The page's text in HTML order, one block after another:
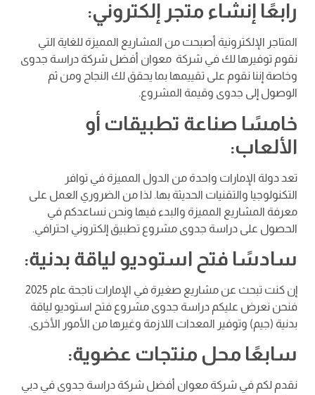
رابعًا إنشاء متجر إلكتروني:
المتاجر الإلكترونية أصبحت من المشاريع المميزة للغاية التي
نقوم توفيرها لك في شركة معوان أفضل شركة دراسة جدوى
وخاصة إننا نقوم على تقييمها بما يحقق لك النجاح ومن ثم
الوصول إلى جدوى وقيمة المشروع.
خامسًا صناعة تطبيقات أو
الألعاب:
تعد دولة الإمارات واحدة من الدول المميزة في توافر
التكنولوجيا والتقنيات الحديثة بها. لذا من الضروري العمل على
معرفة المشاريع المميزة والبدء فيها ونحن نساعدكم في
الحصول على دراسة جدوى مشروع تطبيق إلكتروني احترافي.
سادسًا فتح استوديو لياقة بدنية:
إن كنت تبحث عن مشاريع صغيرة في الإمارات ناجحة عام 2025
فنحن نعرض عليكم دراسة جدوى مشروع فتح استوديو لياقة
بدنية (جيم) وتوفير المعدات اللازمة وغيرها من الأمور الأخرى.
سابعًا محل منتجات عضوية:
نقدم لكم في شركة معوان أفضل شركة دراسة جدوى في دبي